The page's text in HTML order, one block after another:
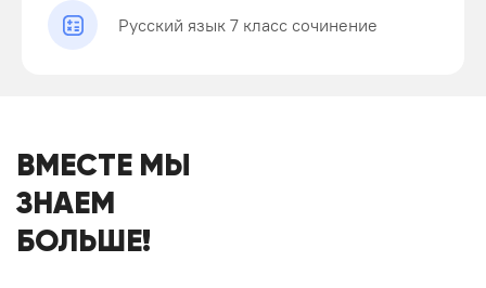
Русский язык 7 класс сочинение
ВМЕСТЕ МЫ
ЗНАЕМ
БОЛЬШЕ!